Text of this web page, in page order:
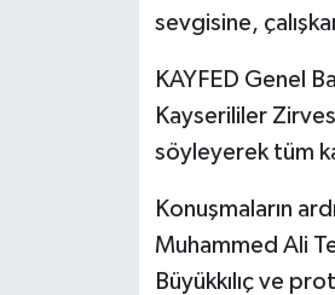
sevgisine,
KAYFED Genel
Kayserililer
söyleyerek tüm
Konuşmaların
Muhammed Ali
Büyükkılıç ve